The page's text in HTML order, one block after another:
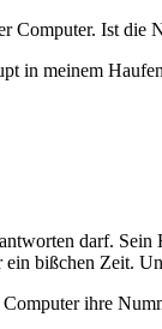
Computer. Ist die
in meinem
darf.
ein bißchen Zeit.
ihre